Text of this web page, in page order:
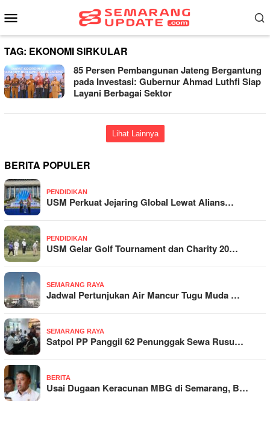
ke
Mobile
TAG: EKONOMI SIRKULAR
85 Persen Pembangunan Jateng Bergantung
pada Investasi: Gubernur Ahmad Luthfi Siap
Layani Berbagai Sektor
Lihat Lainnya
BERITA POPULER
PENDIDIKAN
USM Perkuat Jejaring Global Lewat Alians…
PENDIDIKAN
USM Gelar Golf Tournament dan Charity 20…
SEMARANG RAYA
Jadwal Pertunjukan Air Mancur Tugu Muda …
SEMARANG RAYA
Satpol PP Panggil 62 Penunggak Sewa Rusu…
BERITA
Usai Dugaan Keracunan MBG di Semarang, B…